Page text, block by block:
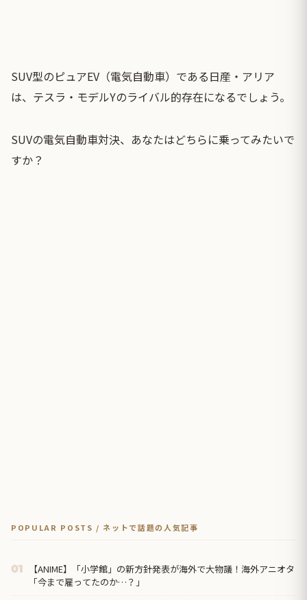
SUV型のピュアEV（電気自動車）である日産・アリア
は、テスラ・モデルYのライバル的存在になるでしょう。
SUVの電気自動車対決、あなたはどちらに乗ってみたいで
すか？
POPULAR POSTS / ネットで話題の人気記事
01
【ANIME】「小学館」の新方針発表が海外で大物議！海外アニオタ
「今まで雇ってたのか…？」